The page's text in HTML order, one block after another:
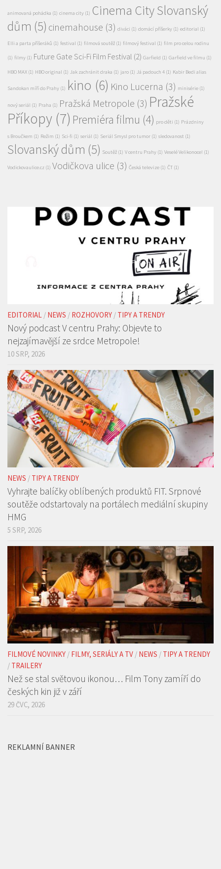
animovaná pohádka (1) cinema city (1) Cinema City Slovanský
dům (5) cinemahouse (3) diváci (1) domácí příšerky (1) editorial (1)
Elli a parta příšeráků (1) festival (1) filmová soutěž (1) filmový festival (1) film pro celou rodinu
(1) filmy (1) Future Gate Sci-Fi Film Festival (2) Garfield (1) Garfield ve filmu (1)
HBO MAX (1) HBO original (1) Jak zachránit draka (1) jaro (1) Já padouch 4 (1) Kabir Bedi alias
Sandokan míří do Prahy (1) kino (6) Kino Lucerna (3) minisérie (1)
nový seriál (1) Praha (1) Pražská Metropole (3) Pražské
Příkopy (7) Premiéra filmu (4) pro děti (1) Prázdniny
s Broučkem (1) Režim (1) Sci-fi (1) seriál (1) Seriál Smysl pro tumor (1) sledovanost (1)
Slovanský dům (5) Soutěž (1) V centru Prahy (1) Veselé Velikonoce! (1)
Vodickovaulice.cz (1) Vodičkova ulice (3) Česká televize (1) ČT (1)
EDITORIAL / NEWS / ROZHOVORY / TIPY A TRENDY
Nový podcast V centru Prahy: Objevte to
nejzajímavější ze srdce Metropole!
10 SRP, 2026
NEWS / TIPY A TRENDY
Vyhrajte balíčky oblíbených produktů FIT. Srpnové
soutěže odstartovaly na portálech mediální skupiny
HMG
5 SRP, 2026
FILMOVÉ NOVINKY / FILMY, SERIÁLY A TV / NEWS / TIPY A TRENDY
/ TRAILERY
Než se stal světovou ikonou… Film Tony zamíří do
českých kin již v září
29 ČVC, 2026
REKLAMNÍ BANNER